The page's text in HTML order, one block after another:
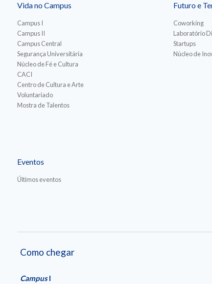
Vida no Campus
Campus I
Campus II
Campus Central
Segurança Universitária
Núcleo de Fé e Cultura
CACI
Centro de Cultura e Arte
Voluntariado
Mostra de Talentos
Futuro e
Coworking
Laboratório
Startups
Núcleo de
Eventos
Últimos eventos
Como chegar
CampusI